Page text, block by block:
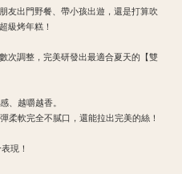
友出門野餐、帶小孩出遊，還是打算吹
級烤年糕！
次調整，完美研發出最適合夏天的【雙
、越嚼越香。
柔軟完全不膩口，還能拉出完美的絲！
現！